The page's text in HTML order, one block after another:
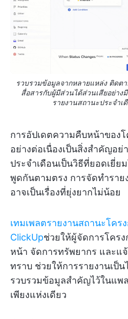
รวบรวมข้อมูลจากหลายแหล่ง ติดต
สื่อสารกับผู้มีส่วนได้ส่วนเสียอย่าง
รายงานสถานะประจำเ
การอัปเดตความคืบหน้าของ
อย่างต่อเนื่องเป็นสิ่งสำคัญอย่
ประจำเดือนเป็นวิธีที่ยอดเยี่ย
พูดกันตามตรง การจัดทำราย
อาจเป็นเรื่องที่ยุ่งยากไม่น้อย
เทมเพลตรายงานสถานะโคร
ClickUpช่วยให้ผู้จัดการโคร
หน้า จัดการทรัพยากร และแ
ทราบ ช่วยให้การรายงานเป็
รวบรวมข้อมูลสำคัญไว้ในแพ
เพียงแห่งเดียว